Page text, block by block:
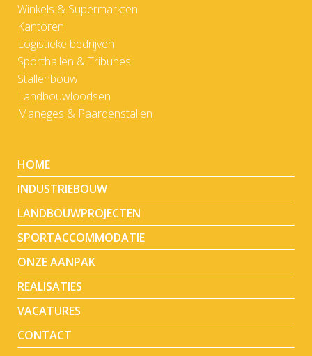
Winkels & Supermarkten
Kantoren
Logistieke bedrijven
Sporthallen & Tribunes
Stallenbouw
Landbouwloodsen
Maneges & Paardenstallen
HOME
INDUSTRIEBOUW
LANDBOUWPROJECTEN
SPORTACCOMMODATIE
ONZE AANPAK
REALISATIES
VACATURES
CONTACT